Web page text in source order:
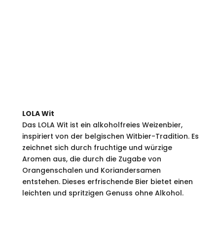
LOLA Wit
Das LOLA Wit ist ein alkoholfreies Weizenbier,
inspiriert von der belgischen Witbier-Tradition. Es
zeichnet sich durch fruchtige und würzige
Aromen aus, die durch die Zugabe von
Orangenschalen und Koriandersamen
entstehen. Dieses erfrischende Bier bietet einen
leichten und spritzigen Genuss ohne Alkohol.